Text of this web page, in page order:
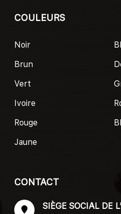
COULEURS
Noir
Brun
Vert
Ivoire
Rouge
Jaune
CONTACT
SIÈGE SOCIAL DE